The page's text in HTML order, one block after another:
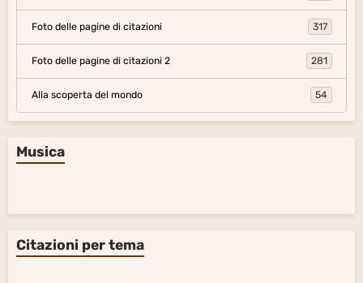
Foto delle pagine di citazioni 317
Foto delle pagine di citazioni 2 281
Alla scoperta del mondo 54
Musica
Citazioni per tema